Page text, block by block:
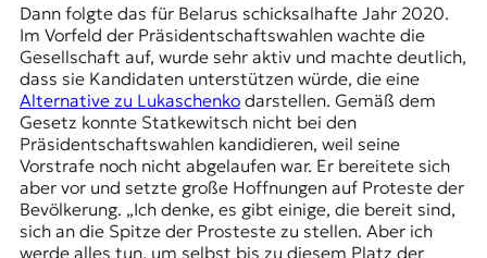
Dann folgte das für Belarus schicksalhafte Jahr 2020.
Im Vorfeld der Präsidentschaftswahlen wachte die
Gesellschaft auf, wurde sehr aktiv und machte deutlich,
dass sie Kandidaten unterstützen würde, die eine
Alternative zu Lukaschenkodarstellen. Gemäß dem
Gesetz konnte Statkewitsch nicht bei den
Präsidentschaftswahlen kandidieren, weil seine
Vorstrafe noch nicht abgelaufen war. Er bereitete sich
aber vor und setzte große Hoffnungen auf Proteste der
Bevölkerung. „Ich denke, es gibt einige, die bereit sind,
sich an die Spitze der Prosteste zu stellen. Aber ich
werde alles tun, um selbst bis zu diesem Platz der